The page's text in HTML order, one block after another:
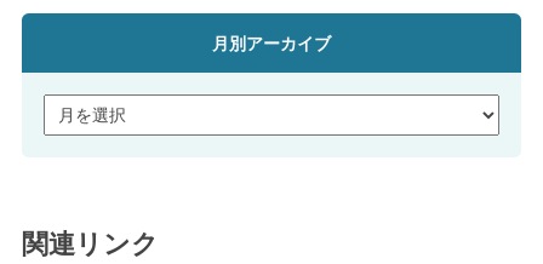
月別アーカイブ
関連リンク